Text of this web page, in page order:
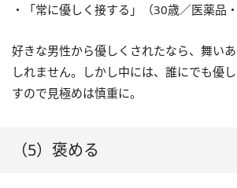
・「常に優しく接する」（30歳／医薬品
好きな男性から優しくされたなら、舞い
しれません。しかし中には、誰にでも優
すので見極めは慎重に。
（5）褒める